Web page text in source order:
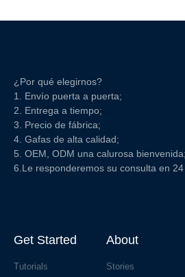
¿Por qué elegirnos?
1. Envío puerta a puerta;
2. Entrega a tiempo;
3. Precio de fábrica;
4. Gafas de alta calidad;
5. OEM, ODM una calurosa bienvenida;
6.Le responderemos su consulta en
Get Started
Tutorials
About
Stories